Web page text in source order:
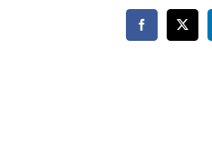
Facebook
X